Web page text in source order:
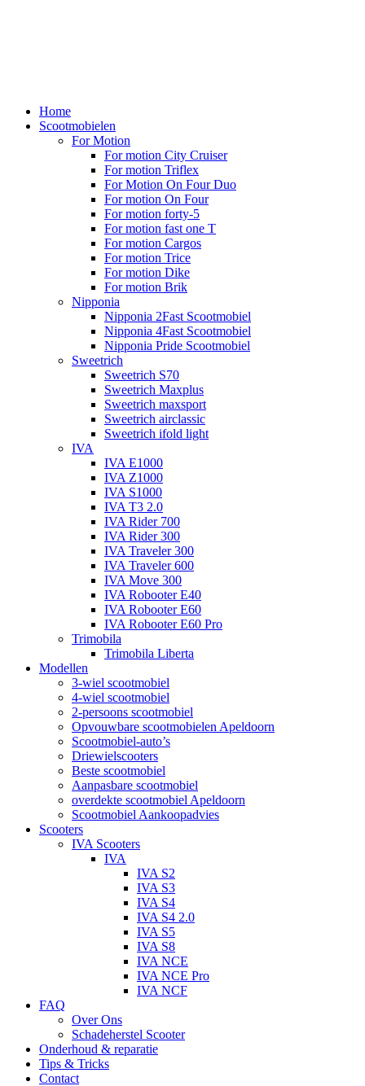
Home
Scootmobielen
For Motion
For motion City Cruiser
For motion Triflex
For Motion On Four Duo
For motion On Four
For motion forty-5
For motion fast one T
For motion Cargos
For motion Trice
For motion Dike
For motion Brik
Nipponia
Nipponia 2Fast Scootmobiel
Nipponia 4Fast Scootmobiel
Nipponia Pride Scootmobiel
Sweetrich
Sweetrich S70
Sweetrich Maxplus
Sweetrich maxsport
Sweetrich airclassic
Sweetrich ifold light
IVA
IVA E1000
IVA Z1000
IVA S1000
IVA T3 2.0
IVA Rider 700
IVA Rider 300
IVA Traveler 300
IVA Traveler 600
IVA Move 300
IVA Robooter E40
IVA Robooter E60
IVA Robooter E60 Pro
Trimobila
Trimobila Liberta
Modellen
3-wiel scootmobiel
4-wiel scootmobiel
2-persoons scootmobiel
Opvouwbare scootmobielen Apeldoorn
Scootmobiel-auto’s
Driewielscooters
Beste scootmobiel
Aanpasbare scootmobiel
overdekte scootmobiel Apeldoorn
Scootmobiel Aankoopadvies
Scooters
IVA Scooters
IVA
IVA S2
IVA S3
IVA S4
IVA S4 2.0
IVA S5
IVA S8
IVA NCE
IVA NCE Pro
IVA NCF
FAQ
Over Ons
Schadeherstel Scooter
Onderhoud & reparatie
Tips & Tricks
Contact